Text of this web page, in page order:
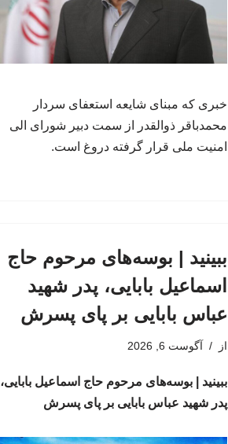
خبری که مبنای شایعه استعفای سردار
محمدباقر ذوالقدر از سمت دبیر شورای الی
امنیت ملی قرار گرفته دروغ است.
ببینید | بوسه‌های مرحوم حاج
اسماعیل بابایی، پدر شهید
عباس بابایی بر پای پسرش
از آگوست 6, 2026
ببینید | بوسه‌های مرحوم حاج اسماعیل بابایی،
پدر شهید عباس بابایی بر پای پسرش